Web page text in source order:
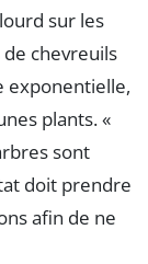
sur les
chevreuils
exponentielle,
plants. «
sont
doit prendre
afin de ne